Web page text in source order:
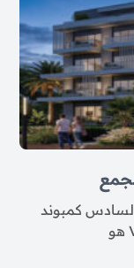
كمبوند